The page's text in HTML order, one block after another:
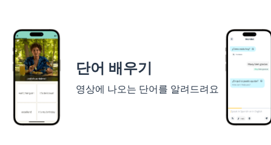
단어 배우기
영상에 나오는 단어를 알려드려요